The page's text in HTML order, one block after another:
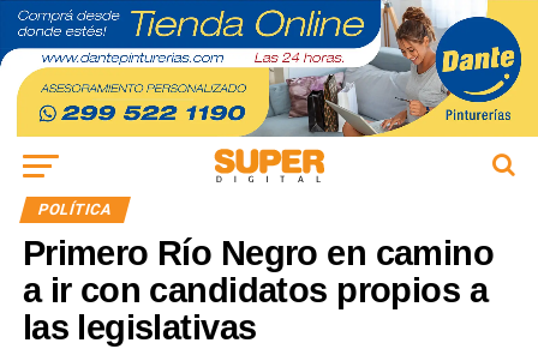
POLÍTICA
Primero Río Negro en camino
a ir con candidatos propios a
las legislativas